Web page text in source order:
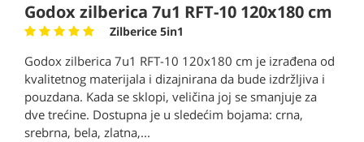
Godox zilberica 7u1 RFT-10 120x180 cm
Zilberice 5in1
Godox zilberica 7u1 RFT-10 120x180 cm je izrađena od
kvalitetnog materijala i dizajnirana da bude izdržljiva i
pouzdana. Kada se sklopi, veličina joj se smanjuje za
dve trećine. Dostupna je u sledećim bojama: crna,
srebrna, bela, zlatna,...